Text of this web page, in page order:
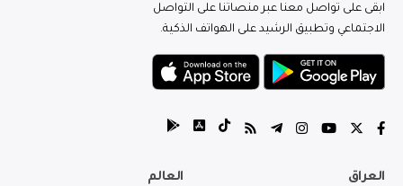
ابقى على تواصل معنا عبر منصاتنا على التواصل
الاجتماعي وتطبيق الرشيد على الهواتف الذكية.
العراق العالم